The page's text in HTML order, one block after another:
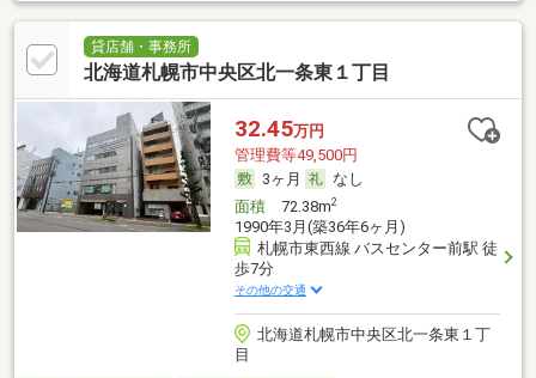
貸店舗・事務所
北海道札幌市中央区北一条東１丁目
32.45万円
管理費等49,500円
3ヶ月
なし
面積72.38m2
1990年3月(築36年6ヶ月)
札幌市東西線 バスセンター前駅 徒
歩7分
その他の交通
北海道札幌市中央区北一条東１丁
目